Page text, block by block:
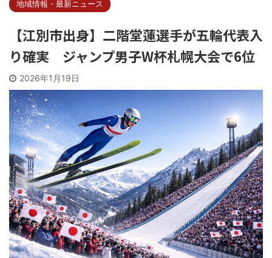
地域情報・最新ニュース
【江別市出身】二階堂蓮選手が五輪代表入
り確実 ジャンプ男子W杯札幌大会で6位
2026年1月19日